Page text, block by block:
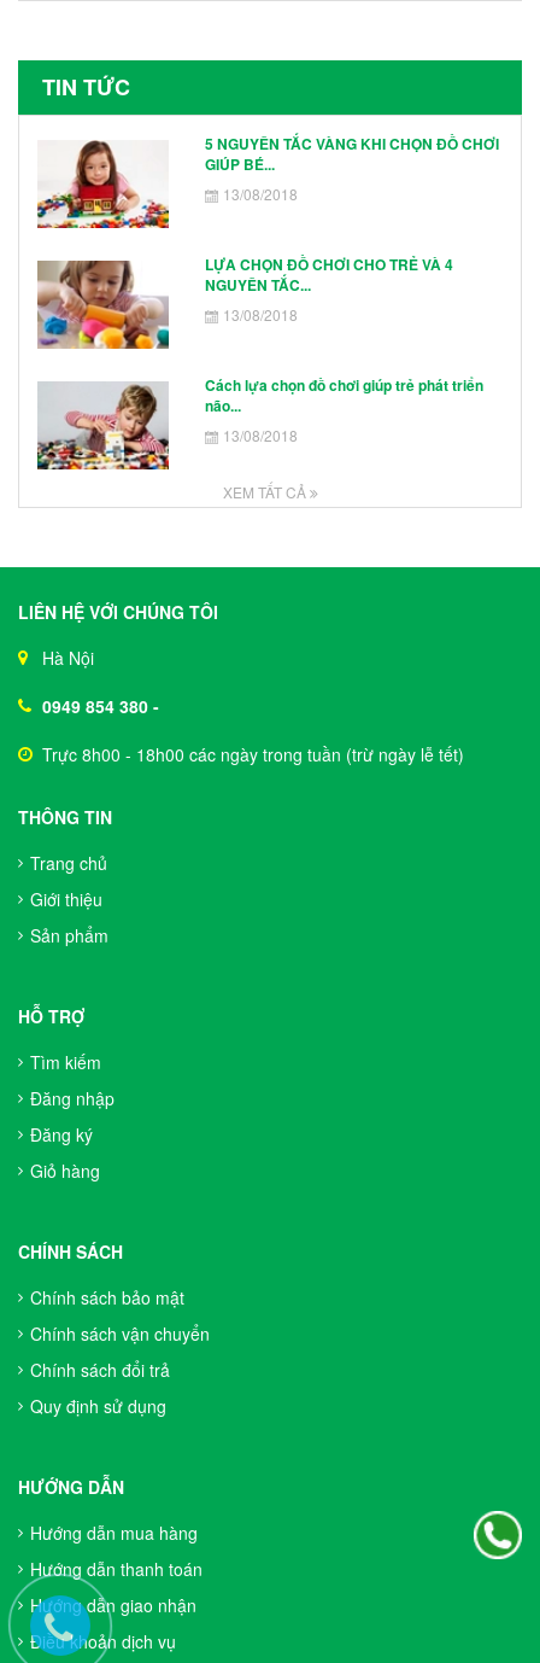
TIN TỨC
5 NGUYÊN TẮC VÀNG KHI CHỌN ĐỒ CHƠI
GIÚP BÉ...
13/08/2018
LỰA CHỌN ĐỒ CHƠI CHO TRẺ VÀ 4
NGUYÊN TẮC...
13/08/2018
Cách lựa chọn đồ chơi giúp trẻ phát triển
não...
13/08/2018
XEM TẤT CẢ
LIÊN HỆ VỚI CHÚNG TÔI
Hà Nội
0949 854 380 -
Trực 8h00 - 18h00 các ngày trong tuần (trừ ngày lễ tết)
THÔNG TIN
Trang chủ
Giới thiệu
Sản phẩm
HỖ TRỢ
Tìm kiếm
Đăng nhập
Đăng ký
Giỏ hàng
CHÍNH SÁCH
Chính sách bảo mật
Chính sách vận chuyển
Chính sách đổi trả
Quy định sử dụng
HƯỚNG DẪN
Hướng dẫn mua hàng
Hướng dẫn thanh toán
Hướng dẫn giao nhận
Điều khoản dịch vụ